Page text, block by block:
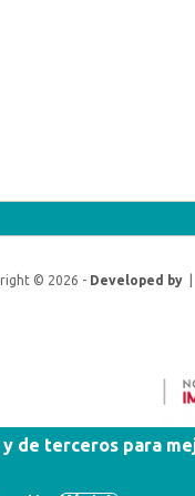
© 2026 - Developed by
de terceros para